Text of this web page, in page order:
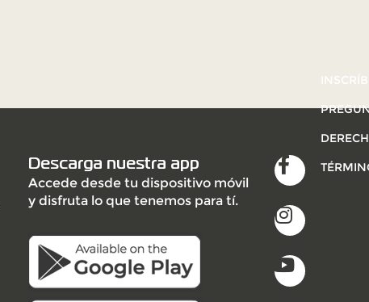
Descarga nuestra app
Accede desde tu dispositivo móvil
y disfruta lo que tenemos para tí.